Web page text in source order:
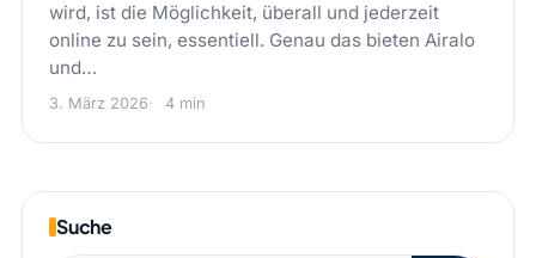
wird, ist die Möglichkeit, überall und jederzeit
online zu sein, essentiell. Genau das bieten Airalo
und…
3. März 2026 4 min
Suche